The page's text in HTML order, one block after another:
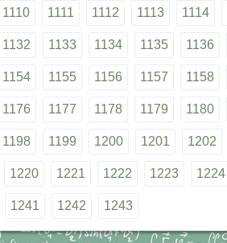
1110 1111 1112 1113 1114
1132 1133 1134 1135 1136
1154 1155 1156 1157 1158
1176 1177 1178 1179 1180
1198 1199 1200 1201 1202
1220 1221 1222 1223 1224
1241 1242 1243